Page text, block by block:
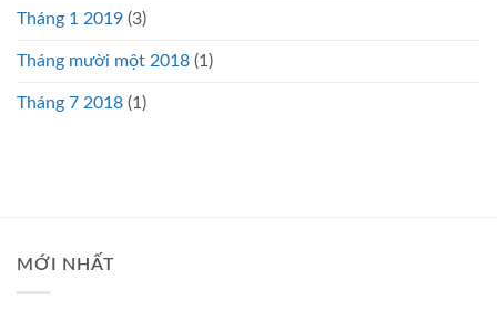
Tháng 1 2019 (3)
Tháng mười một 2018 (1)
Tháng 7 2018 (1)
MỚI NHẤT